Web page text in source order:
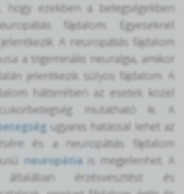
ezekben a betegségekben
fájdalom. Egyeseknél
A neuropátiás fájdalom
a trigeminális neuralgia, amikor
jelentkezik súlyos fájdalom. A
hátterében az esetek közel
mutatható ki. A
ugyanis hatással lehet az
és a neuropátiás fájdalom
neuropátia is megjelenhet. A
általában érzésvesztést és